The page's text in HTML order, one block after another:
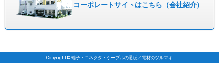
コーポレートサイトはこちら （会社紹介）
Copyright © 端子・コネクタ・ケーブルの通販／電材のツルマキ